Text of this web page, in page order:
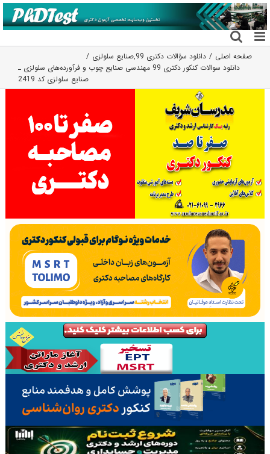
رفتن
به
محتوا
صفحه اصلی دانلود سؤالات دکتری 99 ,صنایع سلولزی
دانلود سوالات کنکور دکتری 99 ﻣﻬﻨﺪسی ﺻﻨﺎﻳﻊ چوب و ﻓﺮآورده‌ﻫﺎی ﺳﻠﻮﻟﺰی ـ
ﺻﻨﺎﻳﻊ ﺳﻠﻮﻟﺰی کد 2419